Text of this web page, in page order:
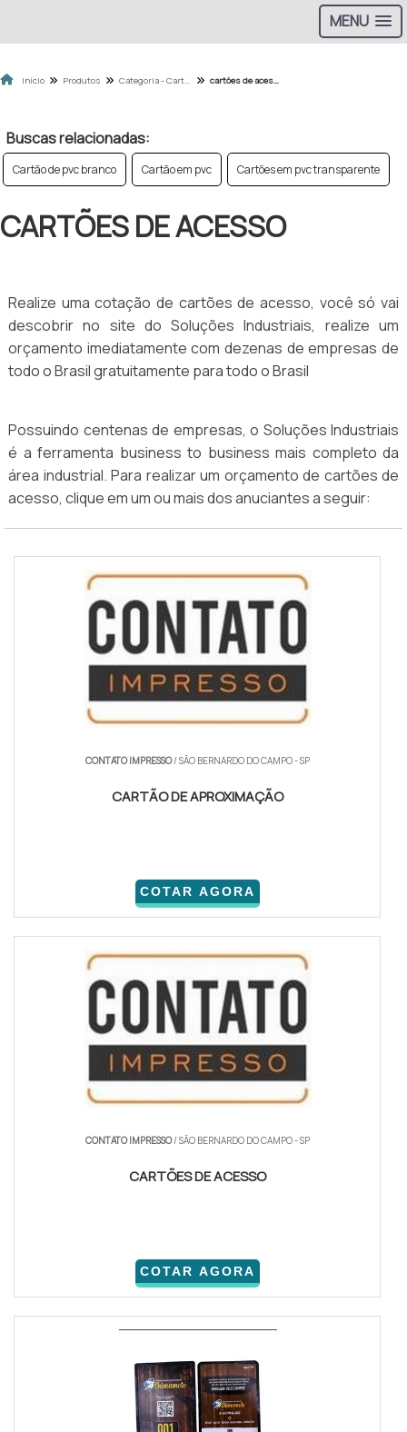
MENU
Início Produtos Categoria - Cartão de Aproximidade cartões de acesso
Buscas relacionadas:
Cartão de pvc branco Cartão em pvc Cartões em pvc transparente
CARTÕES DE ACESSO
Realize uma cotação de cartões de acesso, você só vai
descobrir no site do Soluções Industriais, realize um
orçamento imediatamente com dezenas de empresas de
todo o Brasil gratuitamente para todo o Brasil
Possuindo centenas de empresas, o Soluções Industriais
é a ferramenta business to business mais completo da
área industrial. Para realizar um orçamento de cartões de
acesso, clique em um ou mais dos anuciantes a seguir:
CONTATO IMPRESSO/ SÃO BERNARDO DO CAMPO - SP
CARTÃO DE APROXIMAÇÃO
COTAR AGORA
CONTATO IMPRESSO/ SÃO BERNARDO DO CAMPO - SP
CARTÕES DE ACESSO
COTAR AGORA